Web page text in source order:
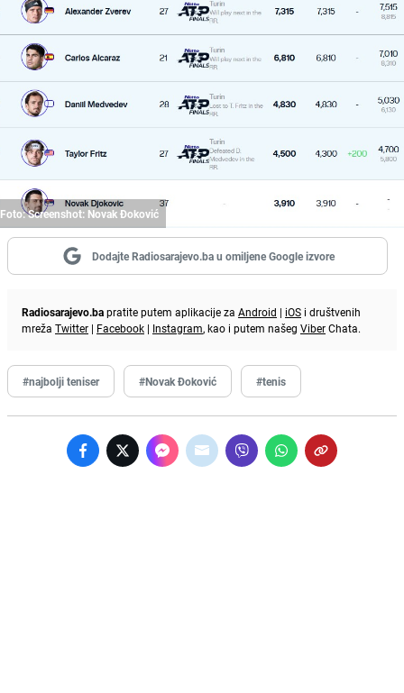
Foto: Screenshot: Novak Đoković
Dodajte Radiosarajevo.ba u omiljene Google izvore
Radiosarajevo.bapratite putem aplikacije za Android | iOS i društvenih
mreža Twitter | Facebook | Instagram, kao i putem našeg ViberChata.
#najbolji teniser #Novak Đoković #tenis